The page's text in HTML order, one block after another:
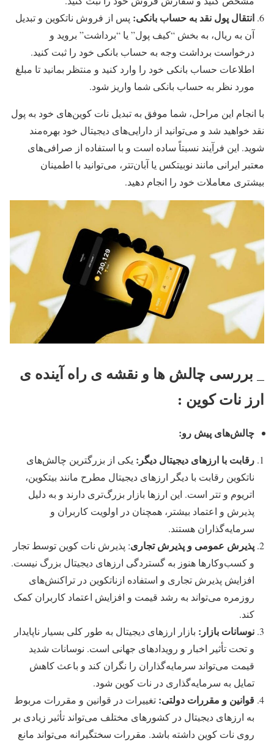
انتقال پول نقد به حساب بانکی: پس از فروش ناتکوین و تبدیل
آن به ریال، به بخش “کیف پول” یا “برداشت” بروید و
درخواست برداشت وجه به حساب بانکی خود را ثبت کنید.
اطلاعات حساب بانکی خود را وارد کنید و منتظر بمانید تا مبلغ
مورد نظر به حساب بانکی شما واریز شود.
با انجام این مراحل، شما موفق به تبدیل نات کوین‌های خود به پول
نقد خواهید شد و می‌توانید از دارایی‌های دیجیتال خود بهره‌مند
شوید. این فرآیند نسبتاً ساده است و با استفاده از صرافی‌های
معتبر ایرانی مانند نوبیتکس یا آبان‌تتر، می‌توانید با اطمینان
بیشتری معاملات خود را انجام دهید.
_ بررسی چالش ها و نقشه ی راه آینده ی
ارز نات کوین :
چالش‌های پیش رو:
رقابت با ارزهای دیجیتال دیگر: یکی از بزرگترین چالش‌های
ناتکوین رقابت با دیگر ارزهای دیجیتال مطرح مانند بیتکوین،
اتریوم و تتر است. این ارزها بازار بزرگ‌تری دارند و به دلیل
پذیرش و اعتماد بیشتر، همچنان در اولویت کاربران و
سرمایه‌گذاران هستند.
پذیرش عمومی و پذیرش تجاری: پذیرش نات کوین توسط تجار
و کسب‌وکارها هنوز به گستردگی ارزهای دیجیتال بزرگ نیست.
افزایش پذیرش تجاری و استفاده ازناتکوین در تراکنش‌های
روزمره می‌تواند به رشد قیمت و افزایش اعتماد کاربران کمک
کند.
نوسانات بازار: بازار ارزهای دیجیتال به طور کلی بسیار ناپایدار
و تحت تأثیر اخبار و رویدادهای جهانی است. نوسانات شدید
قیمت می‌تواند سرمایه‌گذاران را نگران کند و باعث کاهش
تمایل به سرمایه‌گذاری در نات کوین شود.
قوانین و مقررات دولتی: تغییرات در قوانین و مقررات مربوط
به ارزهای دیجیتال در کشورهای مختلف می‌تواند تأثیر زیادی بر
روی نات کوین داشته باشد. مقررات سختگیرانه می‌تواند مانع